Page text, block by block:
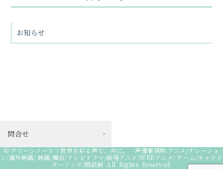
お知らせ
問合せ
© グリーンノート｜世界を彩る声で、共に。 声優事務所:アニメ/ナレーショ
ン/海外映画/ 映画/舞台/テレビドラマ/劇場アニメ/WEBアニメ/ ゲーム/キャラク
ターソング/朗読劇 All Rights Reserved.